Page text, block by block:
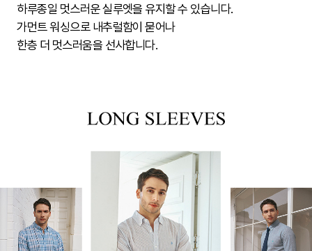
하루종일 멋스러운 실루엣을 유지할 수 있습니다.
가먼트 워싱으로 내추럴함이 묻어나
한층 더 멋스러움을 선사합니다.